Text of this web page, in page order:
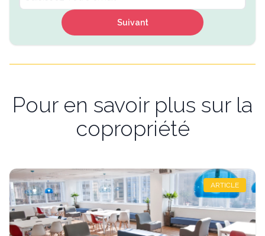
Suivant
Pour en savoir plus sur la
copropriété
ARTICLE